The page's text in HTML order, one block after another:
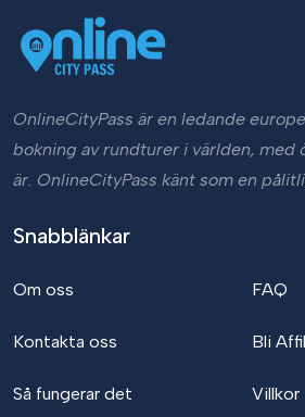
OnlineCityPass är en ledande
bokning av rundturer i världen, med
är. OnlineCityPass känt som en
Snabblänkar
Om oss
Kontakta oss
Så fungerar det
FAQ
Bli
Villkor